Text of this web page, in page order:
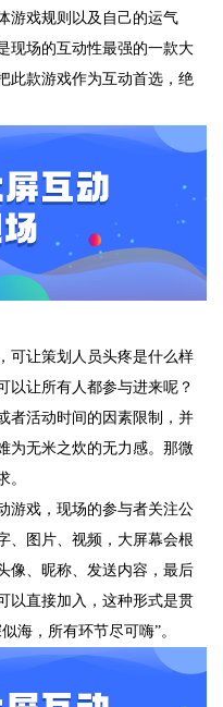
游戏规则以及自己的运气
现场的互动性最强的一款大
此款游戏作为互动首选，绝
可让策划人员头疼是什么样
以让所有人都参与进来呢？
者活动时间的因素限制，并
为无米之炊的无力感。那微
。
游戏，现场的参与者关注公
、图片、视频，大屏幕会根
像、昵称、发送内容，最后
以直接加入，这种形式是贯
海，所有环节尽可嗨”。